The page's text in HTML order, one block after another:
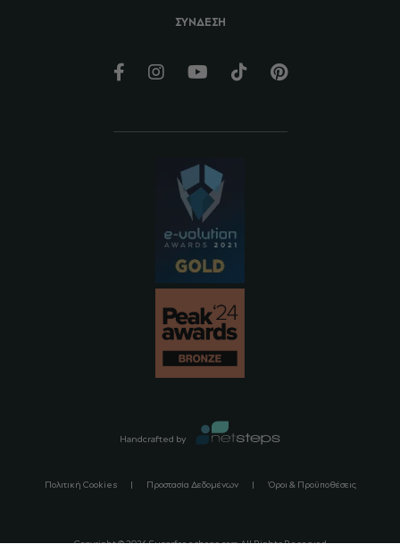
ΣΥΝΔΕΣΗ
Πολιτική Cookies Προστασία Δεδομένων Όροι & Προϋποθέσεις
Handcrafted by